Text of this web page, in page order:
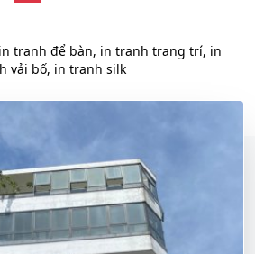
tranh để bàn, in tranh trang trí, in
vải bố, in tranh silk